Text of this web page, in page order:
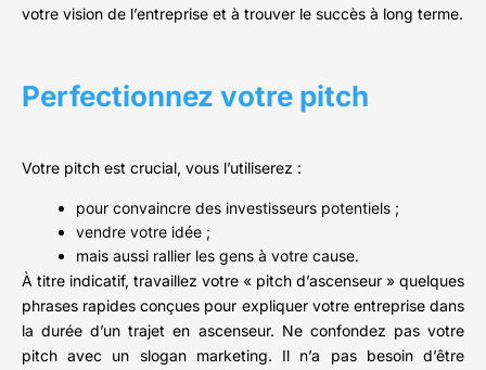
votre vision de l’entreprise et à trouver le succès à long terme.
Perfectionnez votre pitch
Votre pitch est crucial, vous l’utiliserez :
pour convaincre des investisseurs potentiels ;
vendre votre idée ;
mais aussi rallier les gens à votre cause.
À titre indicatif, travaillez votre « pitch d’ascenseur » quelques
phrases rapides conçues pour expliquer votre entreprise dans
la durée d’un trajet en ascenseur. Ne confondez pas votre
pitch avec un slogan marketing. Il n’a pas besoin d’être